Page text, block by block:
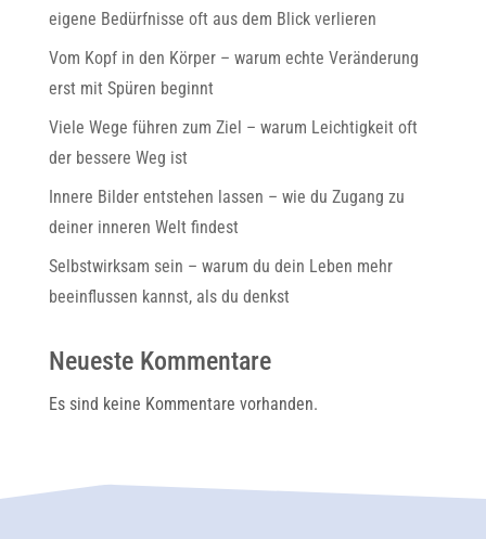
eigene Bedürfnisse oft aus dem Blick verlieren
Vom Kopf in den Körper – warum echte Veränderung
erst mit Spüren beginnt
Viele Wege führen zum Ziel – warum Leichtigkeit oft
der bessere Weg ist
Innere Bilder entstehen lassen – wie du Zugang zu
deiner inneren Welt findest
Selbstwirksam sein – warum du dein Leben mehr
beeinflussen kannst, als du denkst
Neueste Kommentare
Es sind keine Kommentare vorhanden.